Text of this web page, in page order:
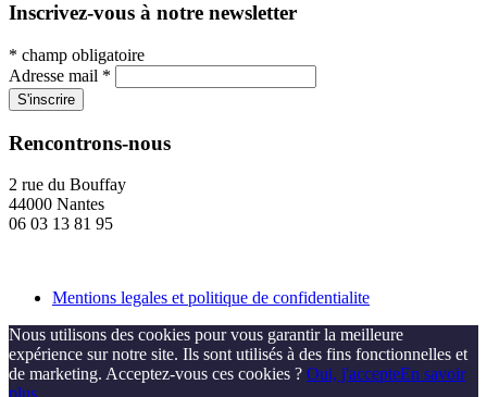
Inscrivez-vous à notre newsletter
* champ obligatoire
Adresse mail *
Rencontrons-nous
2 rue du Bouffay
44000 Nantes
06 03 13 81 95
Mentions legales et politique de confidentialite
Nous utilisons des cookies pour vous garantir la meilleure
expérience sur notre site. Ils sont utilisés à des fins fonctionnelles et
de marketing. Acceptez-vous ces cookies ? Oui, j'accepteEn savoir